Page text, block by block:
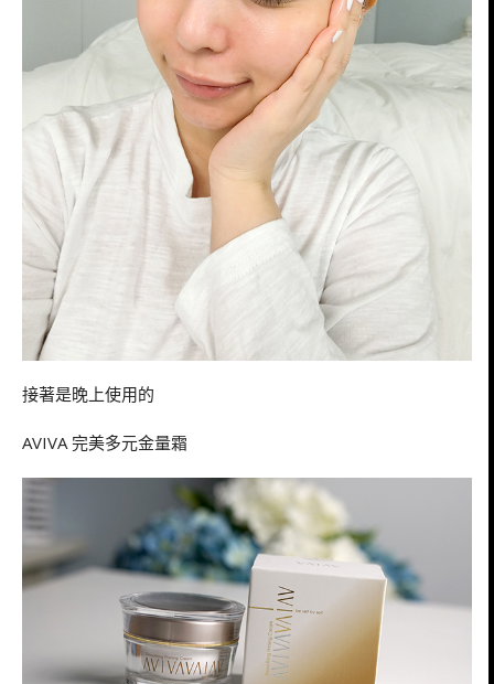
接著是晚上使用的
AVIVA 完美多元金量霜